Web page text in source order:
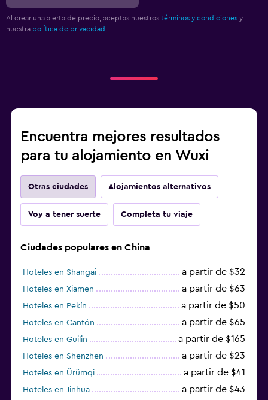
Al crear una alerta de precio, aceptas nuestros términos y condiciones y
nuestra política de privacidad.
Encuentra mejores resultados
para tu alojamiento en Wuxi
Otras ciudades Alojamientos alternativos
Voy a tener suerte Completa tu viaje
Ciudades populares en China
Hoteles en Shangai a partir de $32
Hoteles en Xiamen a partir de $63
Hoteles en Pekín a partir de $50
Hoteles en Cantón a partir de $65
Hoteles en Guilin a partir de $165
Hoteles en Shenzhen a partir de $23
Hoteles en Ürümqi a partir de $41
Hoteles en Jinhua a partir de $43